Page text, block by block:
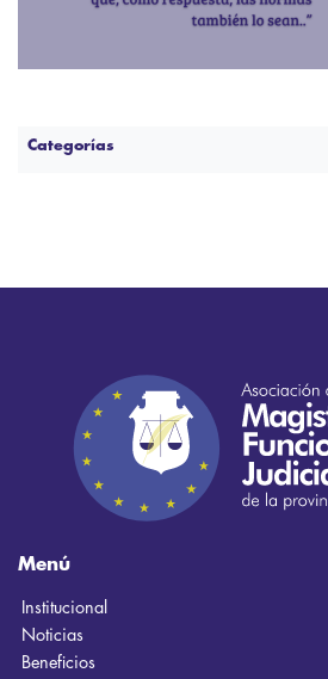
Categorías
Menú
Institucional
Noticias
Beneficios